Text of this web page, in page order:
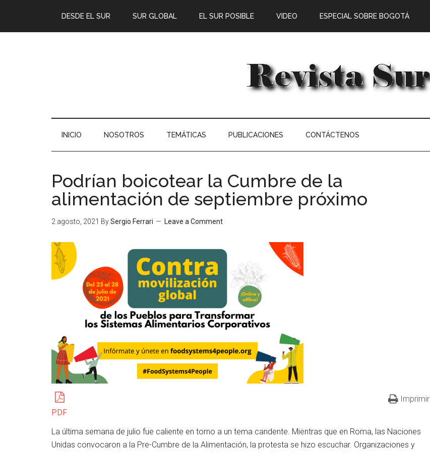
DESDE EL SUR SUR GLOBAL EL SUR POSIBLE VIDEO ESPECIAL SOBRE BOGOTÁ
INICIO NOSOTROS TEMÁTICAS PUBLICACIONES CONTÁCTENOS
Podrían boicotear la Cumbre de la
alimentación de septiembre próximo
2 agosto, 2021 BySergio Ferrari Leave a Comment
PDF
Imprimir
La última semana de julio fue caliente en torno a un tema candente. Mientras que en Roma, las Naciones
Unidas convocaron a la Pre-Cumbre de la Alimentación, la protesta se hizo escuchar. Organizaciones y